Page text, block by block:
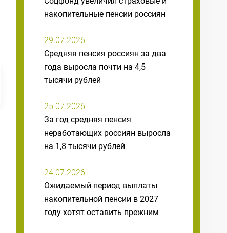
накопительные пенсии россиян
29.07.2026
Средняя пенсия россиян за два
года выросла почти на 4,5
тысячи рублей
25.07.2026
За год средняя пенсия
неработающих россиян выросла
на 1,8 тысячи рублей
24.07.2026
Ожидаемый период выплаты
накопительной пенсии в 2027
году хотят оставить прежним